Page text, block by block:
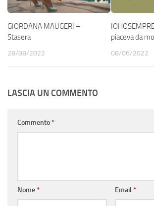
GIORDANA MAUGERI –
Stasera
28/08/2022
piaceva da
08/06/2022
LASCIA UN COMMENTO
Commento*
Nome* Email *